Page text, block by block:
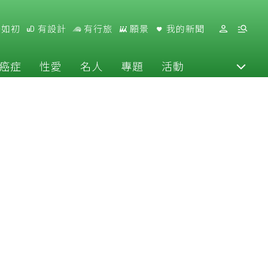
初 有設計 有行旅 願景 我的新聞
症 性愛 名人 專題 活動